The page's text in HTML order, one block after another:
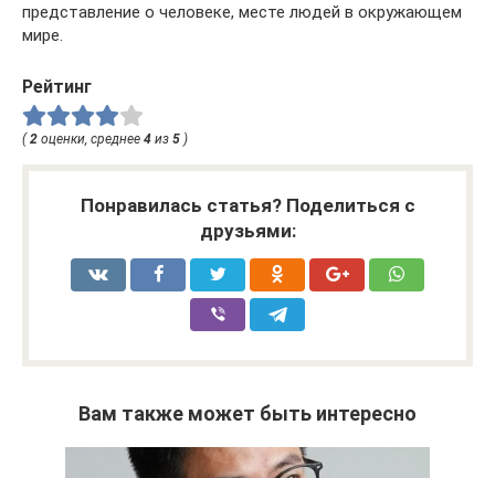
представление о человеке, месте людей в окружающем
мире.
Рейтинг
(2 оценки, среднее 4 из 5 )
Понравилась статья? Поделиться с
друзьями:
Вам также может быть интересно